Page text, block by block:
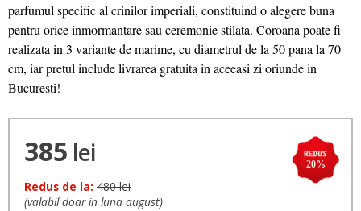
parfumul specific al crinilor imperiali, constituind o alegere buna
pentru orice inmormantare sau ceremonie stilata. Coroana poate fi
realizata in 3 variante de marime, cu diametrul de la 50 pana la 70
cm, iar pretul include livrarea gratuita in aceeasi zi oriunde in
Bucuresti!
20%
385 lei
Redus de la: 480 lei
(valabil doar in luna august)